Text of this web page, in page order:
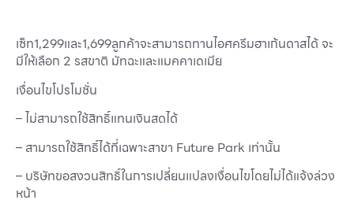
Job Position
Employment Application
Future Park Benefit
เซ็ท1,299และ1,699ลูกค้าจะสามารถทานไอศครีมฮาเก้นดาสได้ จะ
มีให้เลือก 2 รสขาติ มัทฉะและแมคคาเดเมีย
เงื่อนไขโปรโมชั่น
– ไม่สามารถใช้สิทธิ์แทนเงินสดได้
– สามารถใช้สิทธิ์ได้ที่เฉพาะสาขา Future Park เท่านั้น
– บริษัทขอสงวนสิทธิ์ในการเปลี่ยนแปลงเงื่อนไขโดยไม่ได้แจ้งล่วง
หน้า